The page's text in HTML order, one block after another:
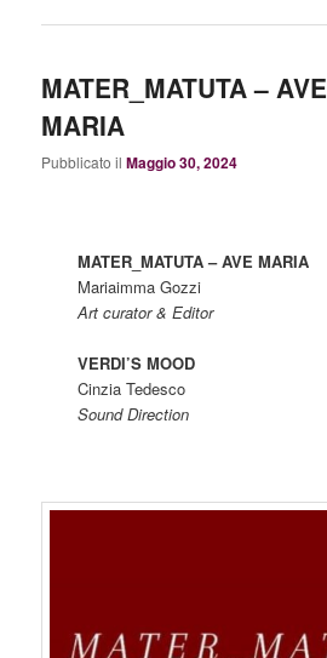
MATER_MATUTA – AVE
MARIA
Pubblicato ilMaggio 30, 2024
MATER_MATUTA – AVE MARIA
Mariaimma Gozzi
Art curator & Editor
VERDI’S MOOD
Cinzia Tedesco
Sound Direction